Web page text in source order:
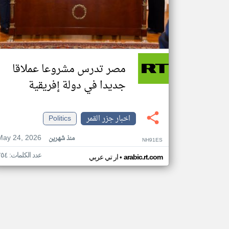
مصر تدرس مشروعا عملاقا
جديدا في دولة إفريقية
اخبار جزر القمر
Politics
24, 2026
منذ شهرين NH91ES
ار تي عربي• arabic.rt.com عدد الكلمات: ٢٥٤